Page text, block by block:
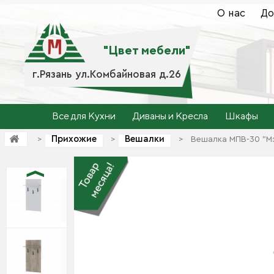
г.Рязань ул.Комбайновая д.26
"Цвет мебели"
О нас
Все для Кухни Диваны и Кресла Шкафы
> Прихожие > Вешалки > Вешалка МПВ-30